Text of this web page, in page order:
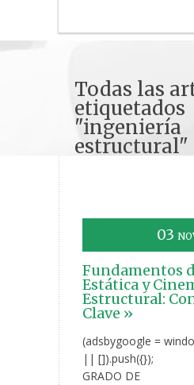
Todas las
etiquetados
"ingeniería
estructural"
03
Fundamentos
Estática y
Estructural:
Clave »
(adsbygoogle =
|| []).push({});
GRADO DE